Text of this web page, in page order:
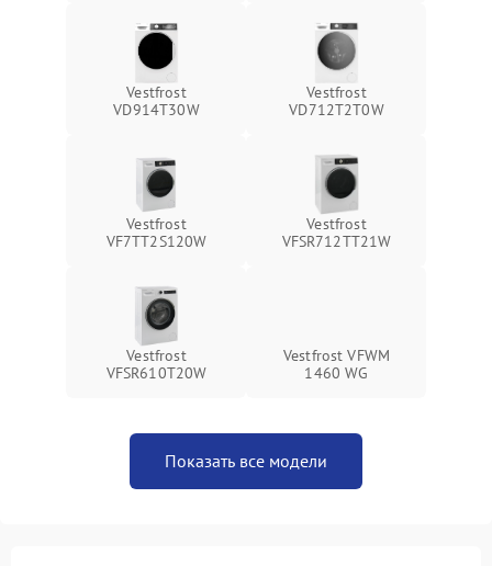
Vestfrost
VD914T30W
Vestfrost
VD712T2T0W
Vestfrost
VF7TT2S120W
Vestfrost
VFSR712TT21W
Vestfrost
VFSR610T20W
Vestfrost VFWM
1460 WG
Показать все модели